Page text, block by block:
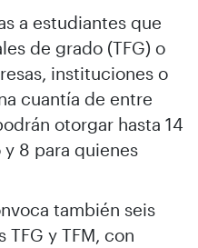
a estudiantes que
de grado (TFG) o
instituciones o
cuantía de entre
otorgar hasta 14
8 para quienes
también seis
y TFM, con